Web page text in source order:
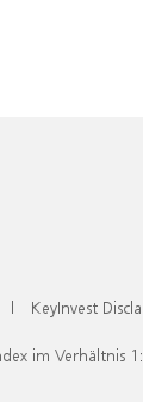
| KeyInvest
im Verhältnis